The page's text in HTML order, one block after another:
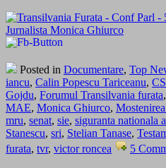
Posted in Documentare, Top
iancu, Calin Popescu Tariceanu,
Gojdu, Forumul Transilvania furata,
MAE, Monica Ghiurco,
mru, senat, sie, siguranta nationala
Stanescu, sri, Stelian Tanase,
furata, tvr, victor roncea 5